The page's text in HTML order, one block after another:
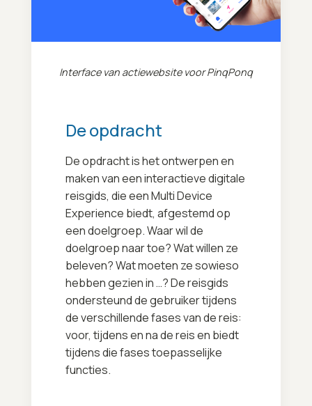
Interface van actiewebsite voor PinqPonq
De opdracht
De opdracht is het ontwerpen en
maken van een interactieve digitale
reisgids, die een Multi Device
Experience biedt, afgestemd op
een doelgroep. Waar wil de
doelgroep naar toe? Wat willen ze
beleven? Wat moeten ze sowieso
hebben gezien in …? De reisgids
ondersteund de gebruiker tijdens
de verschillende fases van de reis:
voor, tijdens en na de reis en biedt
tijdens die fases toepasselijke
functies.